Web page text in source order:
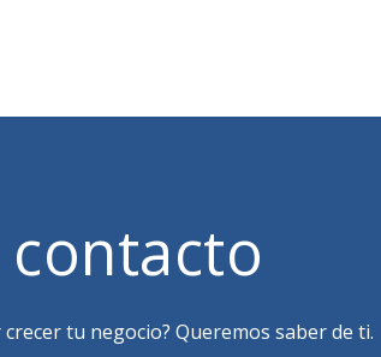
tu negocio? Queremos saber de ti.